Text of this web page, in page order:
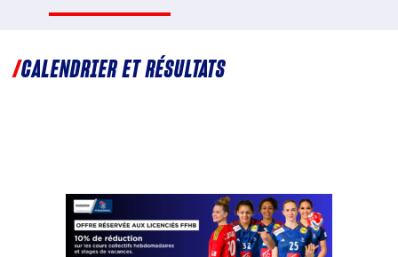
CALENDRIER ET RÉSULTATS